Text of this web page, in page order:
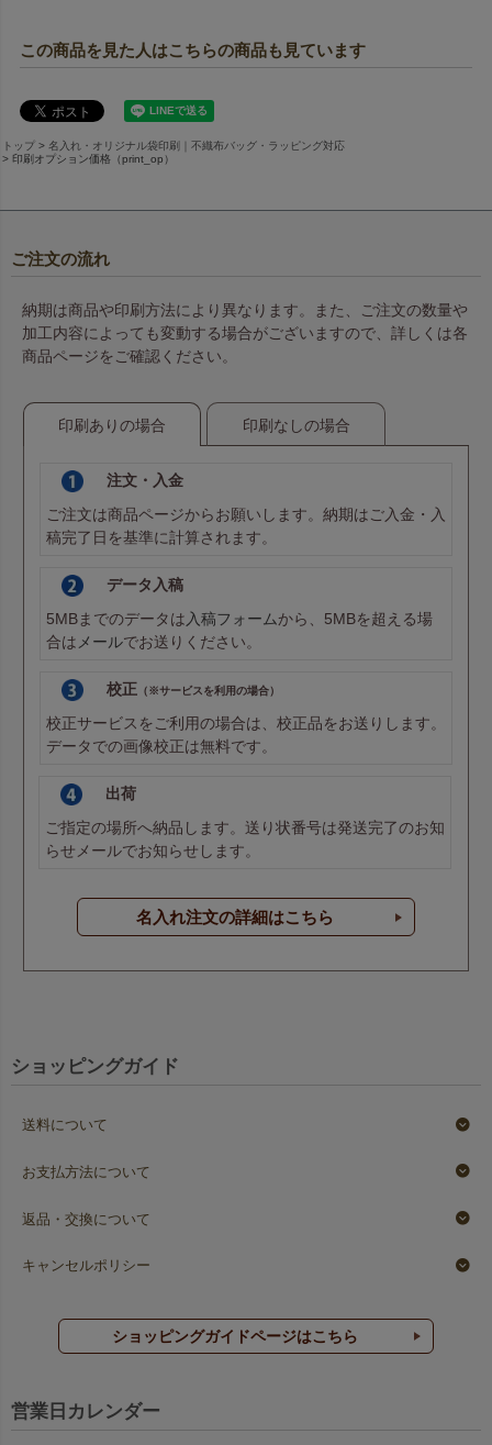
この商品を見た人はこちらの商品も見ています
トップ
名入れ・オリジナル袋印刷｜不織布バッグ・ラッピング対応
印刷オプション価格（print_op）
ご注文の流れ
納期は商品や印刷方法により異なります。また、ご注文の数量や
加工内容によっても変動する場合がございますので、詳しくは各
商品ページをご確認ください。
印刷ありの場合 印刷なしの場合
注文・入金
ご注文は商品ページからお願いします。納期はご入金・入
稿完了日を基準に計算されます。
データ入稿
5MBまでのデータは 入稿フォームから、5MBを超える場
合は メールでお送りください。
校正 （※サービスを利用の場合）
校正サービスをご利用の場合は、校正品をお送りします。
データでの画像校正は無料です。
出荷
ご指定の場所へ納品します。送り状番号は発送完了のお知
らせメールでお知らせします。
名入れ注文の詳細はこちら
ショッピングガイド
送料について
お支払方法について
返品・交換について
キャンセルポリシー
ショッピングガイドページはこちら
営業日カレンダー